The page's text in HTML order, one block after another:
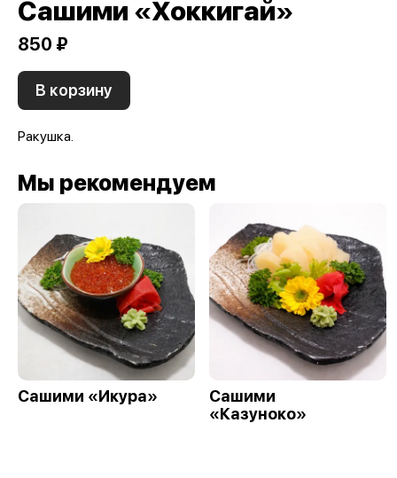
Сашими «Хоккигай»
850 ₽
В корзину
Ракушка.
Мы рекомендуем
Сашими «Икура»
Сашими
«Казуноко»